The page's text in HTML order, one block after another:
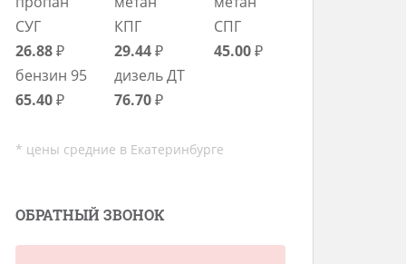
СУГ
26.88₽
КПГ
29.44₽
СПГ
45.00₽
бензин 95
65.40₽
дизель ДТ
76.70₽
* цены средние в Екатеринбурге
ОБРАТНЫЙ ЗВОНОК